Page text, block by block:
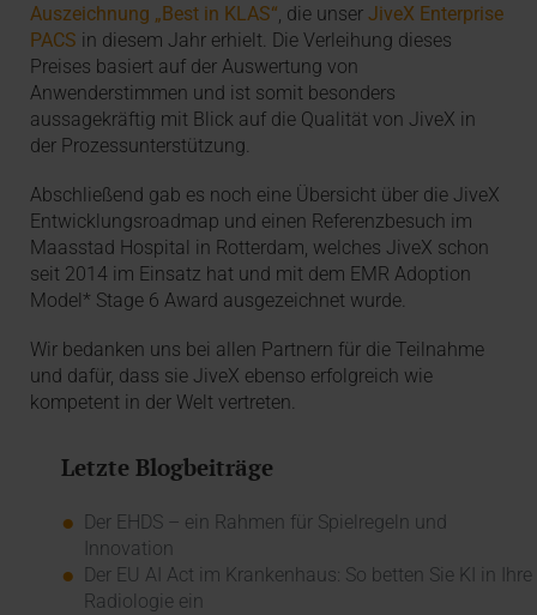
Auszeichnung „Best in KLAS“ , die unserJiveX Enterprise
PACS in diesem Jahr erhielt. Die Verleihung dieses
Preises basiert auf der Auswertung von
Anwenderstimmen und ist somit besonders
aussagekräftig mit Blick auf die Qualität von JiveX in
der Prozessunterstützung.
Abschließend gab es noch eine Übersicht über die JiveX
Entwicklungsroadmap und einen Referenzbesuch im
Maasstad Hospital in Rotterdam, welches JiveX schon
seit 2014 im Einsatz hat und mit dem EMR Adoption
Model* Stage 6 Award ausgezeichnet wurde.
Wir bedanken uns bei allen Partnern für die Teilnahme
und dafür, dass sie JiveX ebenso erfolgreich wie
kompetent in der Welt vertreten.
Letzte Blogbeiträge
Der EHDS – ein Rahmen für Spielregeln und
Innovation
Der EU AI Act im Krankenhaus: So betten Sie KI in Ihre
Radiologie ein